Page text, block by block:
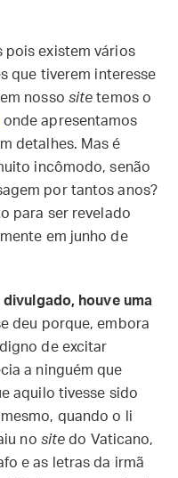
pois existem vários
que tiverem interesse
nosso sitetemos o
onde apresentamos
detalhes. Mas é
incômodo, senão
por tantos anos?
para ser revelado
em junho de
houve uma
deu porque, embora
de excitar
a ninguém que
aquilo tivesse sido
quando o li
no site do Vaticano,
e as letras da irmã